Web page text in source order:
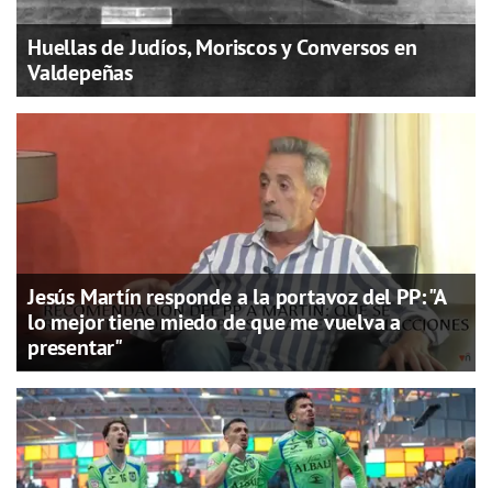
Huellas de Judíos, Moriscos y Conversos en
Valdepeñas
Jesús Martín responde a la portavoz del PP: "A
lo mejor tiene miedo de que me vuelva a
presentar"